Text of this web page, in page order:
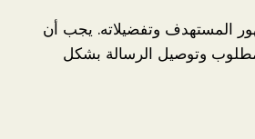
المستهدف وتفضيلاته. يجب أن
وتوصيل الرسالة بشكل